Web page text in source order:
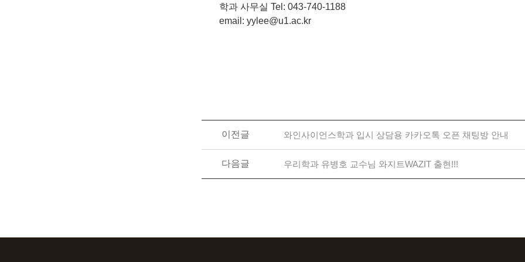
학과 사무실 Tel: 043-740-1188
email: yylee@u1.ac.kr
이전글 와인사이언스학과 입시 상담용 카카오톡 오픈 채팅방 안내
다음글 우리학과 유병호 교수님 와지트WAZIT 출현!!!